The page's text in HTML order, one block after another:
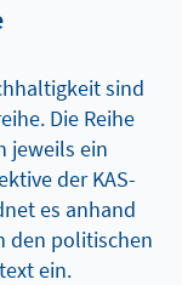
sind
Die Reihe
jeweils ein
der KAS-
es anhand
den politischen
ein.